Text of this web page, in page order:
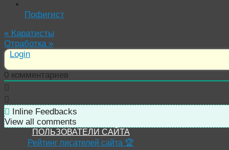
Пофигист
« Каратисты
Отработка »
Login
0 комментариев
Inline Feedbacks
View all comments
ПОЛЬЗОВАТЕЛИ САЙТА
Рейтинг писателей сайта 🏆